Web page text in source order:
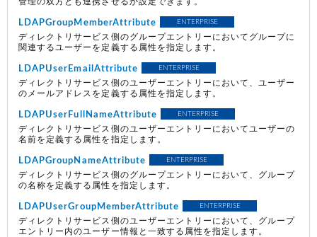
管理の双方とも連携させるか設定できます。
LDAPGroupMemberAttribute ENTERPRISE
ディレクトリサービス側のグループエントリーにおいてグループに
関連するユーザーを定義する属性を指定します。
LDAPUserEmailAttribute ENTERPRISE
ディレクトリサービス側のユーザーエントリーにおいて、ユーザー
のメールアドレスを定義する属性を指定します。
LDAPUserFullNameAttribute ENTERPRISE
ディレクトリサービス側のユーザーエントリーにおいてユーザーの
名前を定義する属性を指定します。
LDAPGroupNameAttribute ENTERPRISE
ディレクトリサービス側のグループエントリーにおいて、グループ
の名称を定義する属性を指定します。
LDAPUserGroupMemberAttribute ENTERPRISE
ディレクトリサービス側のユーザーエントリーにおいて、グループ
エントリー内のユーザー情報と一致する属性を指定します。